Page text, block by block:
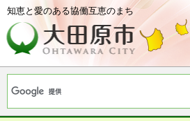
知恵と愛のある協働互恵のまち